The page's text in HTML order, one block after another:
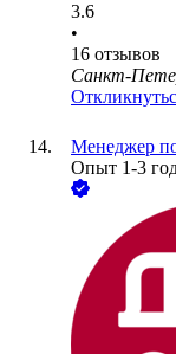
3.6
•
16 отзывов
Санкт-
Менеджер
Опыт 1-3